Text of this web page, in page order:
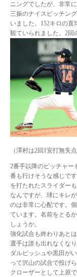
ニングでしたが、非常
三振のナイスピッチン
いました。152キロの
観ていられました。2回
（澤村は2回1安打無失
2番手以降のピッチャー
番も行けそうな感じで
を打たれたスライダー
なんですが、球にキレ
のは非常に心配です。
ています。名前をとる
しょうか。
強化試合も終わりあと
選手は誰も出れなくな
ダルビッシュや黒田が
って沢山の試合で投げ
クローザーとして上原